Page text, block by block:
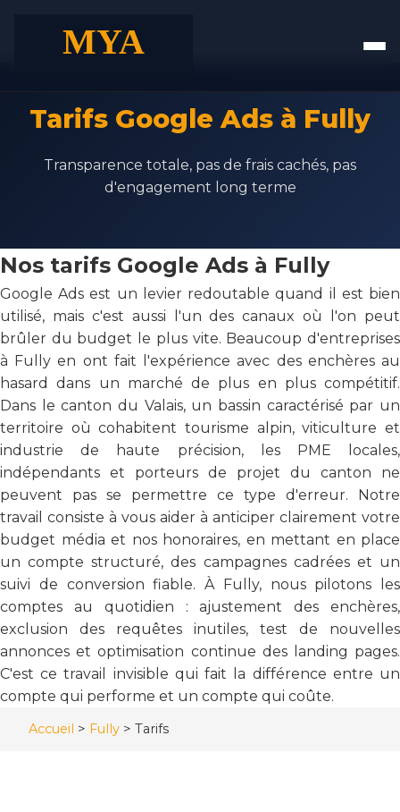
Tarifs Google Ads à Fully
Transparence totale, pas de frais cachés, pas
d'engagement long terme
Nos tarifs Google Ads à Fully
Google Ads est un levier redoutable quand il est bien
utilisé, mais c'est aussi l'un des canaux où l'on peut
brûler du budget le plus vite. Beaucoup d'entreprises
à Fully en ont fait l'expérience avec des enchères au
hasard dans un marché de plus en plus compétitif.
Dans le canton du Valais, un bassin caractérisé par un
territoire où cohabitent tourisme alpin, viticulture et
industrie de haute précision, les PME locales,
indépendants et porteurs de projet du canton ne
peuvent pas se permettre ce type d'erreur. Notre
travail consiste à vous aider à anticiper clairement votre
budget média et nos honoraires, en mettant en place
un compte structuré, des campagnes cadrées et un
suivi de conversion fiable. À Fully, nous pilotons les
comptes au quotidien : ajustement des enchères,
exclusion des requêtes inutiles, test de nouvelles
annonces et optimisation continue des landing pages.
C'est ce travail invisible qui fait la différence entre un
compte qui performe et un compte qui coûte.
Accueil > Fully > Tarifs